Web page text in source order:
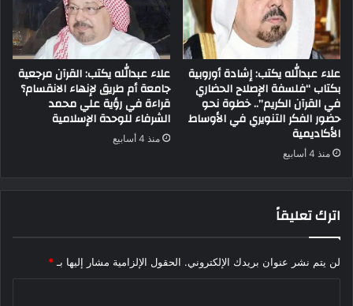
علاء عبدالله يكتب: إشادة أوروبية
بكتاب “فلسفة الإصلاح الحضاري
في القرآن الكريم”.. خطوة نحو
حضور الفكر التنويري في الأوساط
الأكاديمية
منذ 4 أسابيع
علاء عبدالله يكتب: القرآن مرجعية
جامعة أم طريق لإنهاء الانقسام؟
قراءة في رؤية علي محمد
الشرفاء للوحدة الإسلامية
منذ 4 أسابيع
اترك تعليقاً
لن يتم نشر عنوان بريدك الإلكتروني. الحقول الإلزامية مشار إليها بـ *